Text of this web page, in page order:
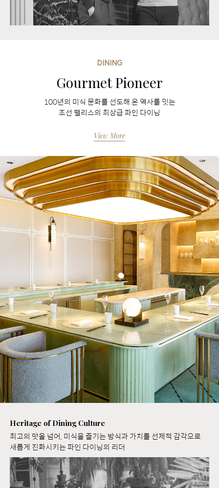
DINING
Gourmet Pioneer
100년의 미식 문화를 선도해 온 역사를 잇는
조선 팰리스의 최상급 파인 다이닝
View More
Heritage of Dining Culture
최고의 맛을 넘어, 미식을 즐기는 방식과 가치를 선제적 감각으로
새롭게 진화시키는 파인 다이닝의 리더